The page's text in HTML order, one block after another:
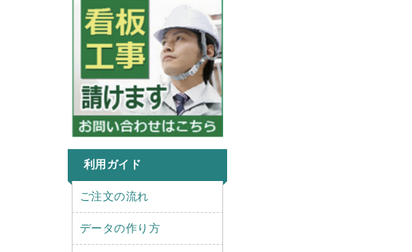
利用ガイド
r
ご注文の流れ
データの作り方